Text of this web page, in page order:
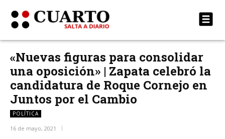
«Nuevas figuras para consolidar
una oposición» | Zapata celebró la
candidatura de Roque Cornejo en
Juntos por el Cambio
POLÍTICA
16 de mayo, 2021